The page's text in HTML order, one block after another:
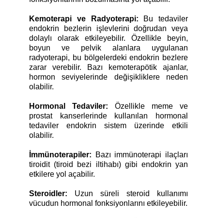
Kemoterapi ve Radyoterapi:
Bu tedaviler
endokrin bezlerin işlevlerini doğrudan veya
dolaylı olarak etkileyebilir. Özellikle beyin,
boyun ve pelvik alanlara uygulanan
radyoterapi, bu bölgelerdeki endokrin bezlere
zarar verebilir.
Bazı kemoterapötik ajanlar,
hormon seviyelerinde değişikliklere neden
olabilir.
Hormonal Tedaviler: Özellikle meme ve
prostat kanserlerinde kullanılan hormonal
tedaviler endokrin sistem üzerinde etkili
olabilir.
İmmünoterapiler: Bazı immünoterapi ilaçları
tiroidit (tiroid bezi iltihabı) gibi endokrin yan
etkilere yol açabilir.
Steroidler: Uzun süreli steroid kullanımı
vücudun hormonal fonksiyonlarını etkileyebilir.